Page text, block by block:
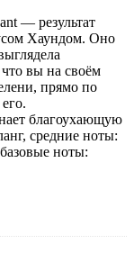
— результат
Хаундом. Оно
вы на своём
прямо по
благоухающую
средние ноты:
ноты: